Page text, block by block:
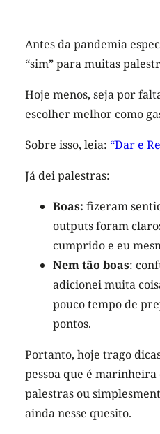
Antes da pandemia
“sim” para muitas
Hoje menos, seja por
escolher melhor como
Sobre isso, leia: “Dar e
Já dei palestras:
Boas: fizeram
outputs foram
cumprido e eu
Nem tão boas:
adicionei muita
pouco tempo de
pontos.
Portanto, hoje trago
pessoa que é
palestras ou
ainda nesse quesito.